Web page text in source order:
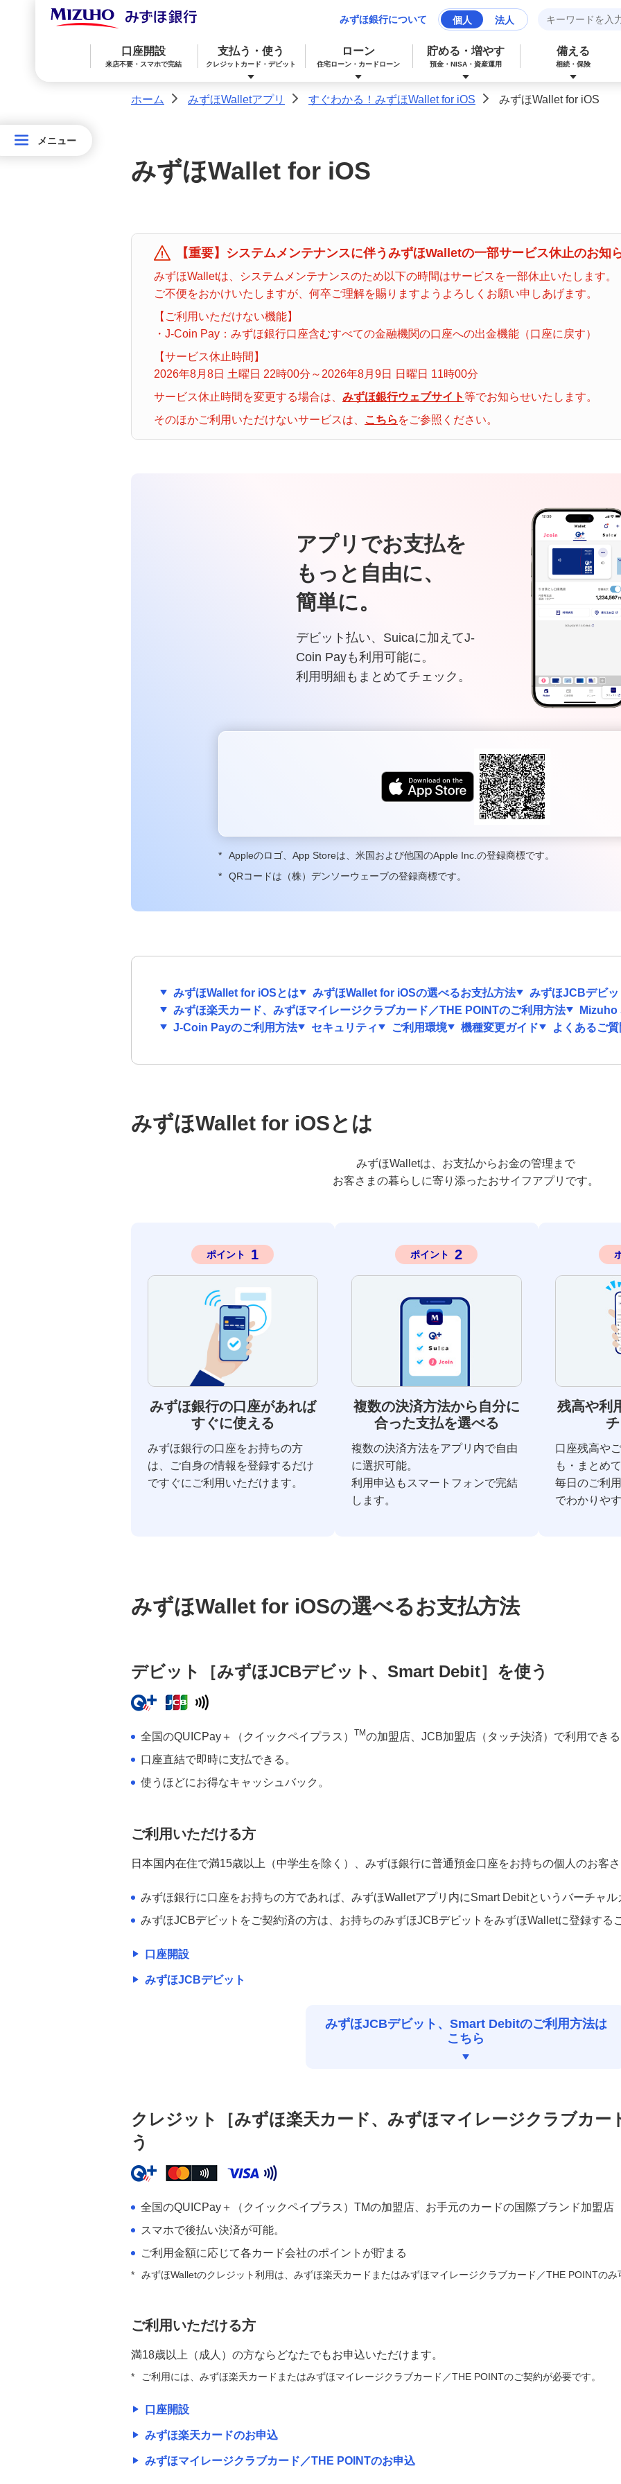
みずほ銀行について 個人 法人
口座開設
来店不要・スマホで完結
支払う・使う
クレジットカード・デビット
ローン
住宅ローン・カードローン
貯める・増やす
預金・NISA・資産運用
備える
相続・保険
みずほダイレクト みずほマイレージクラブ
リフォームローン
ー口座）
オンライン金融商品仲介サービス 個人向け国債
メニュー
メニュー
み
ホーム みずほWalletアプリ すぐわかる！みずほWallet for iOS みずほWallet for iOS
みずほWallet for iOS
【重要】システムメンテナンスに伴うみずほWalletの一部サービス休止のお知
みずほWalletは、システムメンテナンスのため以下の時間はサービスを一部休止いたします。
ご不便をおかけいたしますが、何卒ご理解を賜りますようよろしくお願い申しあげます。
【ご利用いただけない機能】
・J-Coin Pay：みずほ銀行口座含むすべての金融機関の口座への出金機能（口座に戻す）
【サービス休止時間】
2026年8月8日 土曜日 22時00分～2026年8月9日 日曜日 11時00分
サービス休止時間を変更する場合は、 みずほ銀行ウェブサイト等でお知らせいたします。
そのほかご利用いただけないサービスは、
こちら をご参照ください。
アプリでお支払を
もっと自由に、
簡単に。
デビット払い、Suicaに加えてJ-
Coin Payも利用可能に。
利用明細もまとめてチェック。
*
Appleのロゴ、App Storeは、米国および他国のApple Inc.の登録商標です。
*
QRコードは（株）デンソーウェーブの登録商標です。
みずほWallet for iOSとは みずほWallet for iOSの選べるお支払方法
みずほJCBデビ
みずほ楽天カード、みずほマイレージクラブカード／THE POINTのご利用方法
Mizuho
J-Coin Payのご利用方法
セキュリティ ご利用環境 機種変更ガイド よくあるご
みずほWallet for iOSとは
みずほWalletは、お支払からお金の管理まで
お客さまの暮らしに寄り添ったおサイフアプリです。
ポイント 1
みずほ銀行の口座があれば
すぐに使える
みずほ銀行の口座をお持ちの方
は、ご自身の情報を登録するだけ
ですぐにご利用いただけます。
ポイント 2
複数の決済方法から自分に
合った支払を選べる
複数の決済方法をアプリ内で自由
に選択可能。
利用申込もスマートフォンで完結
します。
残高や利
口座残高や
も・まとめ
毎日のご利
でわかりや
みずほWallet for iOSの選べるお支払方法
デビット［みずほJCBデビット、Smart Debit］を使う
全国のQUICPay＋（クイックペイプラス） TMの加盟店、JCB加盟店（タッチ決済）で利用でき
口座直結で即時に支払できる。
使うほどにお得なキャッシュバック。
ご利用いただける方
日本国内在住で満15歳以上（中学生を除く）、みずほ銀行に普通預金口座をお持ちの個人のお客
みずほ銀行に口座をお持ちの方であれば、みずほWalletアプリ内にSmart Debitというバーチャ
みずほJCBデビットをご契約済の方は、お持ちのみずほJCBデビットをみずほWalletに登録する
口座開設
みずほJCBデビット
みずほJCBデビット、Smart Debitのご利用方法は
こちら
クレジット［みずほ楽天カード、みずほマイレージクラブカー
う
全国のQUICPay＋（クイックペイプラス）TMの加盟店、お手元のカードの国際ブランド加盟店
スマホで後払い決済が可能。
ご利用金額に応じて各カード会社のポイントが貯まる
* みずほWalletのクレジット利用は、みずほ楽天カードまたはみずほマイレージクラブカード／THE POINTのみ
ご利用いただける方
満18歳以上（成人）の方ならどなたでもお申込いただけます。
* ご利用には、みずほ楽天カードまたはみずほマイレージクラブカード／THE POINTのご契約が必要です。
口座開設
みずほ楽天カードのお申込
みずほマイレージクラブカード／THE POINTのお申込